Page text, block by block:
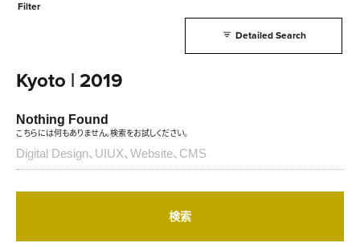
Filter
Detailed Search
Kyoto | 2019
Nothing Found
こちらには何もありません。検索をお試しください。
検索